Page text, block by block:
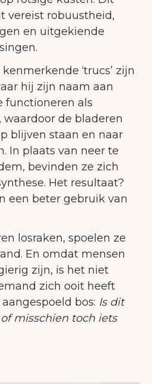
vereist robuustheid,
en uitgekiende
‘trucs’ zijn
hij zijn naam aan
functioneren als
de bladeren
blijven staan en naar
In plaats van neer te
bevinden ze zich
Het resultaat?
een beter gebruik van
losraken, spoelen ze
En omdat mensen
zijn, is het niet
zich ooit heeft
bos: Is dit
misschien toch iets